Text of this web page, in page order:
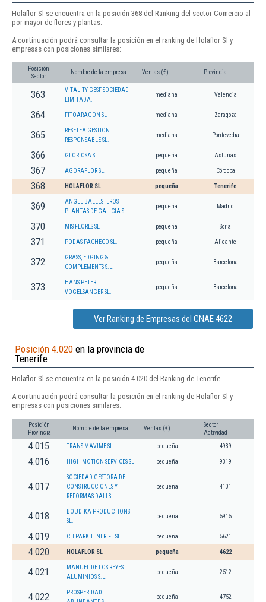
Holaflor Sl se encuentra en la posición 368 del Ranking del sector Comercio al
por mayor de flores y plantas.
A continuación podrá consultar la posición en el ranking de Holaflor Sl y
empresas con posiciones similares:
Posición
Sector
Nombre de la empresa Ventas (€) Provincia
363
VITALITY GESF SOCIEDAD
LIMITADA.
mediana Valencia
364 FITOARAGON SL mediana Zaragoza
365
RESETEA GESTION
RESPONSABLE SL.
mediana Pontevedra
366 GLORIOSA SL. pequeña Asturias
367 AGORAFLOR SL. pequeña Córdoba
368 HOLAFLOR SL pequeña Tenerife
369
ANGEL BALLESTEROS
PLANTAS DE GALICIA SL.
pequeña Madrid
370 MIS FLORES SL pequeña Soria
371 PODAS PACHECO SL. pequeña Alicante
372
GRASS, EDGING &
COMPLEMENTS S.L.
pequeña Barcelona
373
HANS PETER
VOGELSANGER SL.
pequeña Barcelona
Ver Ranking de Empresas del CNAE 4622
Posición 4.020 en la provincia de
Tenerife
Holaflor Sl se encuentra en la posición 4.020 del Ranking de Tenerife.
A continuación podrá consultar la posición en el ranking de Holaflor Sl y
empresas con posiciones similares:
Posición
Provincia
Nombre de la empresa Ventas (€)
Sector
Actividad
4.015 TRANS MAVIME SL pequeña 4939
4.016 HIGH MOTION SERVICES SL pequeña 9319
4.017
SOCIEDAD GESTORA DE
CONSTRUCCIONES Y
REFORMAS DALI SL.
pequeña 4101
4.018
BOUDIKA PRODUCTIONS
SL.
pequeña 5915
4.019 CH PARK TENERIFE SL. pequeña 5621
4.020 HOLAFLOR SL pequeña 4622
4.021
MANUEL DE LOS REYES
ALUMINIOS S.L.
pequeña 2512
4.022
PROSPERIDAD
pequeña 4752